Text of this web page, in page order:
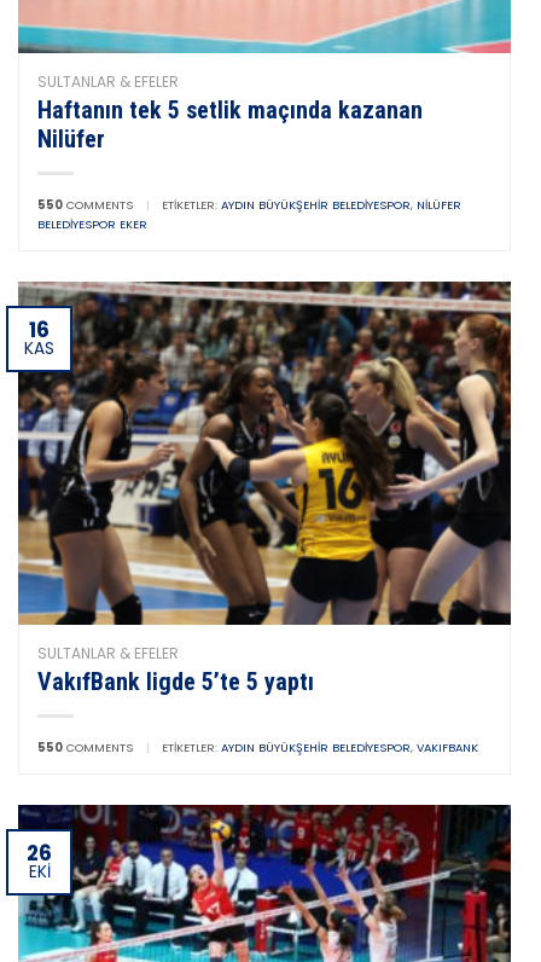
SULTANLAR & EFELER
Haftanın tek 5 setlik maçında kazanan
Nilüfer
550 COMMENTS | ETIKETLER: AYDIN BÜYÜKŞEHIR BELEDIYESPOR, NILÜFER
BELEDIYESPOR EKER
16
KAS
SULTANLAR & EFELER
VakıfBank ligde 5’te 5 yaptı
550 COMMENTS | ETIKETLER: AYDIN BÜYÜKŞEHIR BELEDIYESPOR, VAKIFBANK
26
EKI